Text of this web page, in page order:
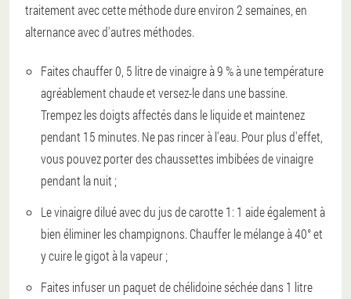
traitement avec cette méthode dure environ 2 semaines, en
alternance avec d'autres méthodes.
Faites chauffer 0, 5 litre de vinaigre à 9 % à une température
agréablement chaude et versez-le dans une bassine.
Trempez les doigts affectés dans le liquide et maintenez
pendant 15 minutes. Ne pas rincer à l'eau. Pour plus d'effet,
vous pouvez porter des chaussettes imbibées de vinaigre
pendant la nuit ;
Le vinaigre dilué avec du jus de carotte 1: 1 aide également à
bien éliminer les champignons. Chauffer le mélange à 40° et
y cuire le gigot à la vapeur ;
Faites infuser un paquet de chélidoine séchée dans 1 litre